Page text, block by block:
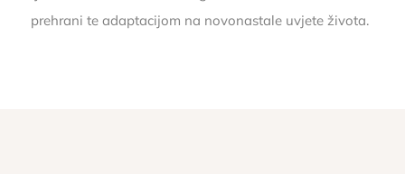
prehrani te adaptacijom na novonastale uvjete života.